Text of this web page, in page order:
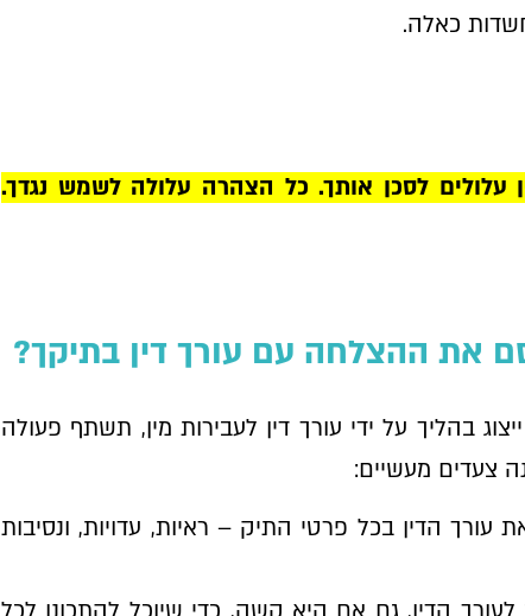
כאלה.
עלולים לסכן אותך. כל הצהרה עלולה לשמש נגדך.
את ההצלחה עם עורך דין בתיקך?
בהליך על ידי עורך דין לעבירות מין, תשתף פעולה
צעדים מעשיים:
הדין בכל פרטי התיק – ראיות, עדויות, ונסיבות